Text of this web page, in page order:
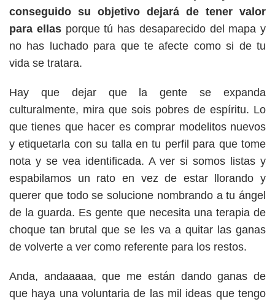
conseguido su objetivo dejará de tener valor
para ellasporque tú has desaparecido del mapa y
no has luchado para que te afecte como si de tu
vida se tratara.
Hay que dejar que la gente se expanda
culturalmente, mira que sois pobres de espíritu. Lo
que tienes que hacer es comprar modelitos nuevos
y etiquetarla con su talla en tu perfil para que tome
nota y se vea identificada. A ver si somos listas y
espabilamos un rato en vez de estar llorando y
querer que todo se solucione nombrando a tu ángel
de la guarda. Es gente que necesita una terapia de
choque tan brutal que se les va a quitar las ganas
de volverte a ver como referente para los restos.
Anda, andaaaaa, que me están dando ganas de
que haya una voluntaria de las mil ideas que tengo